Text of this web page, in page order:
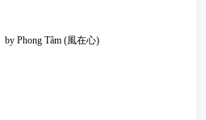
by Phong Tâm (風在心)